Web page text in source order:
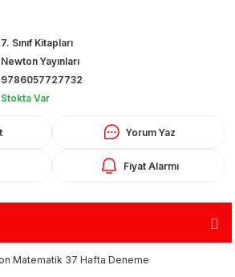
7. Sınıf Kitapları
Newton Yayınları
9786057727732
Stokta Var
Yorum Yaz
Fiyat Alarmı
Matematik 37 Hafta Deneme